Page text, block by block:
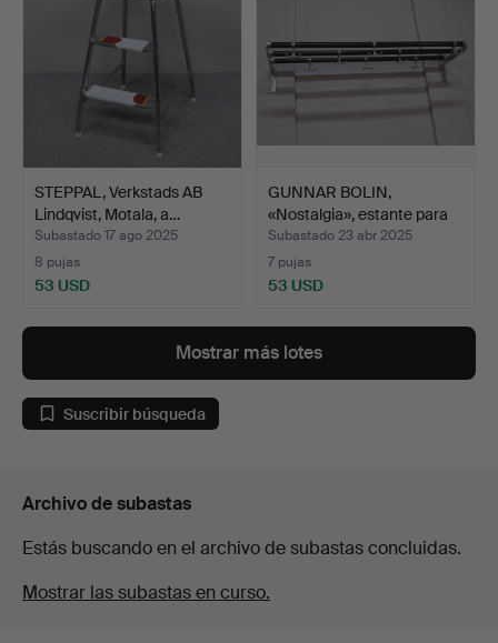
STEPPAL, Verkstads AB
Lindqvist, Motala, a…
Subastado 17 ago 2025
8 pujas
53 USD
GUNNAR BOLIN,
«Nostalgia», estante para
so…
Subastado 23 abr 2025
7 pujas
53 USD
Mostrar más lotes
Suscribir búsqueda
Archivo de subastas
Estás buscando en el archivo de subastas concluidas.
Mostrar las subastas en curso.